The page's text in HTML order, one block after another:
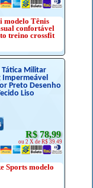
modelo Tênis
confortável
treino crossfit
Tática Militar
Impermeável
Preto Desenho
Liso
R$ 78,99
ou 2 X de R$ 39.49
Sports modelo